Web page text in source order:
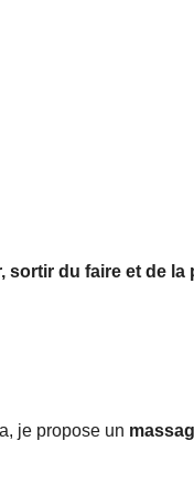
du faire et de la
je propose un